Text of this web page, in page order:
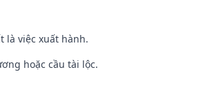
là việc xuất hành.
hoặc cầu tài lộc.